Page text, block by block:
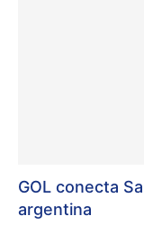
GOL conecta
argentina